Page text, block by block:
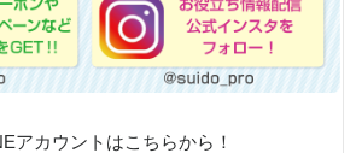
アカウントはこちらから！